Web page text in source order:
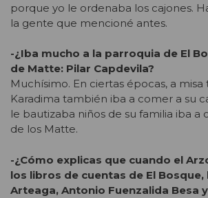
porque yo le ordenaba los cajones.
la gente que mencioné antes.
-¿Iba mucho a la parroquia de El
de Matte: Pilar Capdevila?
Muchísimo. En ciertas épocas, a misa
Karadima también iba a comer a su
le bautizaba niños de su familia iba a
de los Matte.
-¿Cómo explicas que cuando el
los libros de cuentas de El Bosque,
Arteaga, Antonio Fuenzalida Besa